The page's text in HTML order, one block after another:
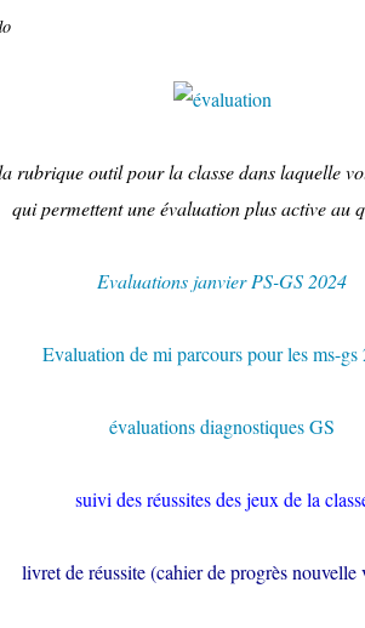
rubrique outil pour la classe dans laquelle
qui permettent une évaluation plus active au
Evaluations janvier PS-GS 2024
Evaluation de mi parcours pour les ms-gs
évaluations diagnostiques GS
suivi des réussites des jeux de la
livret de réussite (cahier de progrès nouvelle